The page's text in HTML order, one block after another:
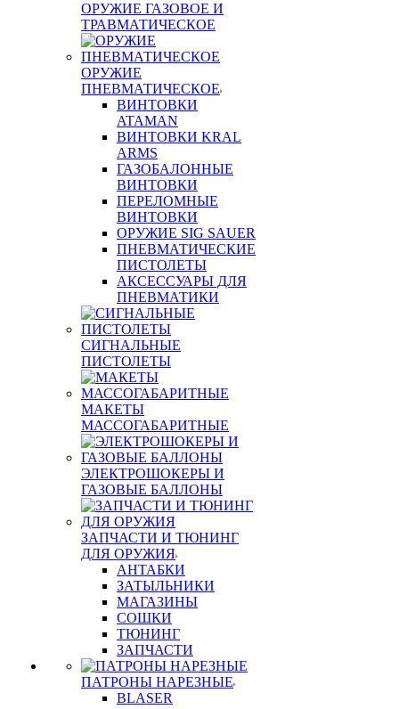
ОРУЖИЕ ГАЗОВОЕ И
ТРАВМАТИЧЕСКОЕ
ОРУЖИЕ
ПНЕВМАТИЧЕСКОЕ
ВИНТОВКИ
ATAMAN
ВИНТОВКИ KRAL
ARMS
ГАЗОБАЛОННЫЕ
ВИНТОВКИ
ПЕРЕЛОМНЫЕ
ВИНТОВКИ
ОРУЖИЕ SIG SAUER
ПНЕВМАТИЧЕСКИЕ
ПИСТОЛЕТЫ
АКСЕССУАРЫ ДЛЯ
ПНЕВМАТИКИ
СИГНАЛЬНЫЕ
ПИСТОЛЕТЫ
МАКЕТЫ
МАССОГАБАРИТНЫЕ
ЭЛЕКТРОШОКЕРЫ И
ГАЗОВЫЕ БАЛЛОНЫ
ЗАПЧАСТИ И ТЮНИНГ
ДЛЯ ОРУЖИЯ
АНТАБКИ
ЗАТЫЛЬНИКИ
МАГАЗИНЫ
СОШКИ
ТЮНИНГ
ЗАПЧАСТИ
ПАТРОНЫ НАРЕЗНЫЕ
BLASER